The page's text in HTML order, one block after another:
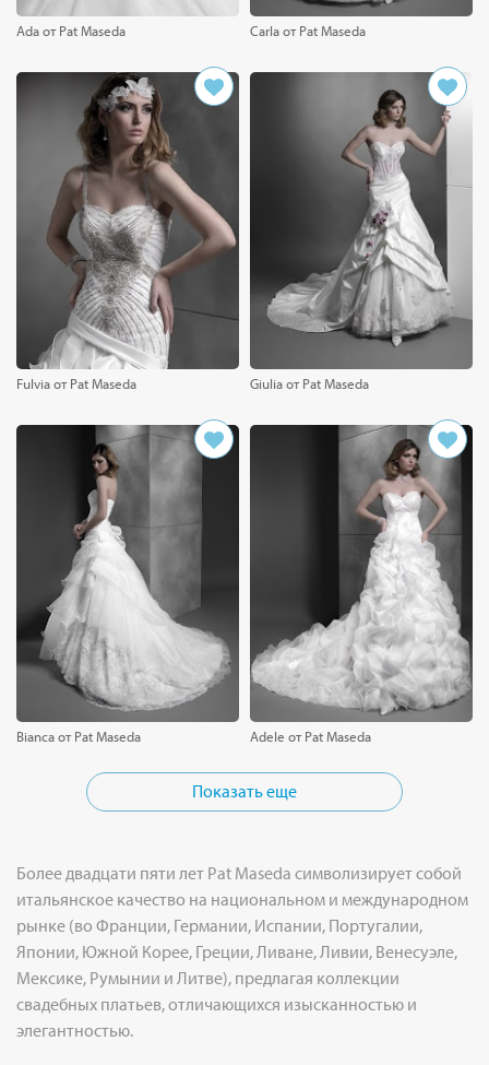
Ada от Pat Maseda Carla от Pat Maseda
Fulvia от Pat Maseda Giulia от Pat Maseda
Bianca от Pat Maseda Adele от Pat Maseda
Показать еще
Более двадцати пяти лет Pat Maseda символизирует собой
итальянское качество на национальном и международном
рынке (во Франции, Германии, Испании, Португалии,
Японии, Южной Корее, Греции, Ливане, Ливии, Венесуэле,
Мексике, Румынии и Литве), предлагая коллекции
свадебных платьев, отличающихся изысканностью и
элегантностью.